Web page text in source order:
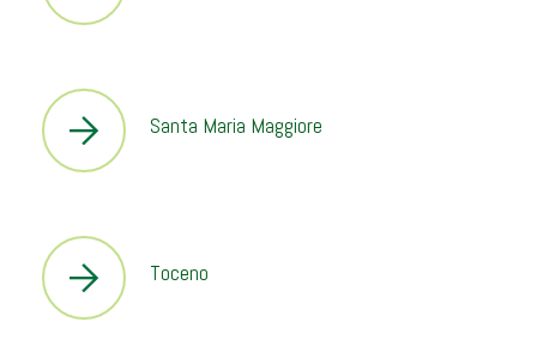
Santa Maria Maggiore
Toceno